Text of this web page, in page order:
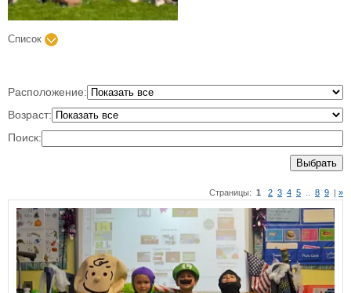
Список
Расположение:
Возраст:
Поиск:
Выбрать
Страницы: 1 2 3 4 5 8 9 | »